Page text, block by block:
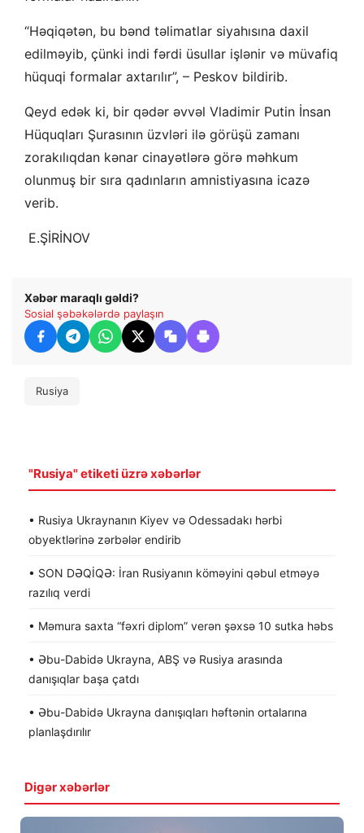
“Həqiqətən, bu bənd təlimatlar siyahısına daxil
edilməyib, çünki indi fərdi üsullar işlənir və müvafiq
hüquqi formalar axtarılır”, – Peskov bildirib.
Qeyd edək ki, bir qədər əvvəl Vladimir Putin İnsan
Hüquqları Şurasının üzvləri ilə görüşü zamanı
zorakılıqdan kənar cinayətlərə görə məhkum
olunmuş bir sıra qadınların amnistiyasına icazə
verib.
​​​​ E.ŞİRİNOV
Xəbər maraqlı gəldi?
Sosial şəbəkələrdə paylaşın
Rusiya
"Rusiya" etiketi üzrə xəbərlər
• Rusiya Ukraynanın Kiyev və Odessadakı hərbi
obyektlərinə zərbələr endirib
• SON DƏQİQƏ: İran Rusiyanın köməyini qəbul etməyə
razılıq verdi
• Məmura saxta “fəxri diplom” verən şəxsə 10 sutka həbs
• Əbu-Dabidə Ukrayna, ABŞ və Rusiya arasında
danışıqlar başa çatdı
• Əbu-Dabidə Ukrayna danışıqları həftənin ortalarına
planlaşdırılır
Digər xəbərlər